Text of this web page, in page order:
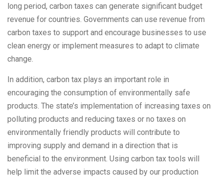
long period, carbon taxes can generate significant budget
revenue for countries. Governments can use revenue from
carbon taxes to support and encourage businesses to use
clean energy or implement measures to adapt to climate
change.
In addition, carbon tax plays an important role in
encouraging the consumption of environmentally safe
products. The state’s implementation of increasing taxes on
polluting products and reducing taxes or no taxes on
environmentally friendly products will contribute to
improving supply and demand in a direction that is
beneficial to the environment. Using carbon tax tools will
help limit the adverse impacts caused by our production